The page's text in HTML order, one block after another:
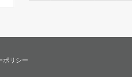
ポリシー